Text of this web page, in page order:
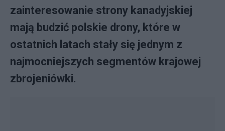
zainteresowanie strony kanadyjskiej
mają budzić polskie drony, które w
ostatnich latach stały się jednym z
najmocniejszych segmentów krajowej
zbrojeniówki.